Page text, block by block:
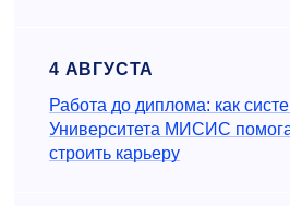
4 АВГУСТА
Работа до диплома: как
Университета МИСИС
строить карьеру